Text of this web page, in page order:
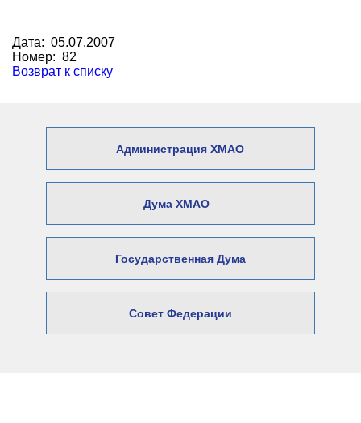
Дата: 05.07.2007
Номер: 82
Возврат к списку
Администрация ХМАО
Дума ХМАО
Государственная Дума
Совет Федерации